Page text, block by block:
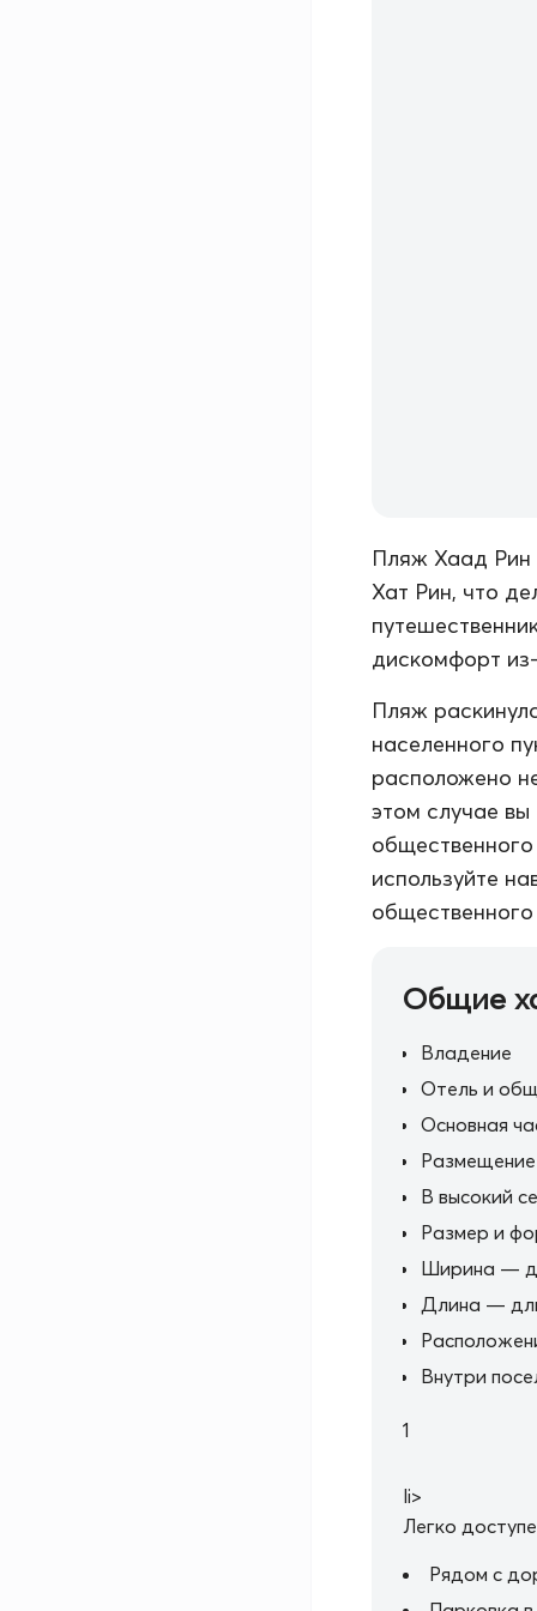
Пляж Хаад Рин
Хат Рин, что
дискомфорт
Пляж
населенного
расположено
этом случае
используйте
Общие
Владение
Отель и
Основная
Размещение
В высокий
Размер и
Ширина —
Длина —
Внутри
1
li>
Легко
Рядом с
Парковка